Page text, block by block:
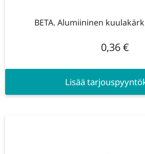
BETA. Alumiininen
0,36€
Lisää